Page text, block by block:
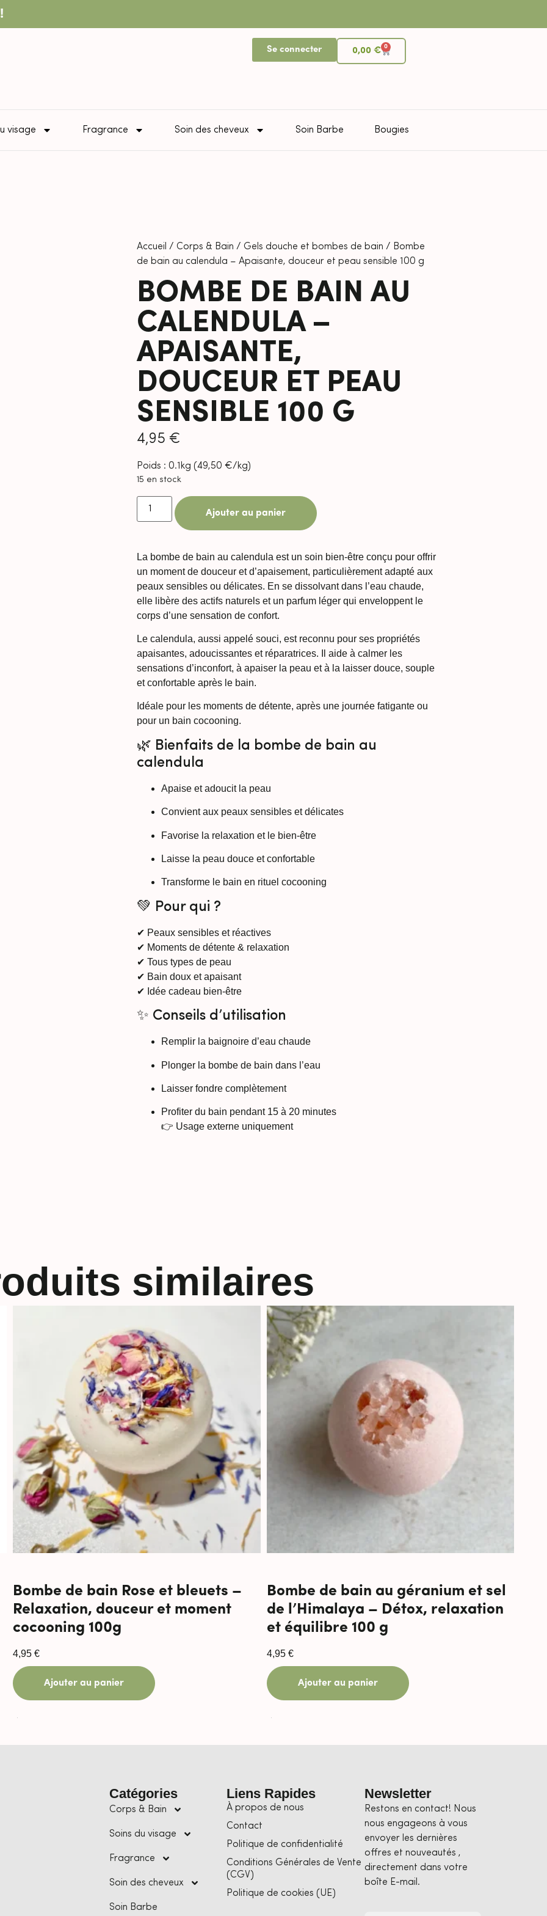
Se connecter 0,00 € 0
visage Fragrance Soin des cheveux Soin Barbe Bougies
Accueil / Corps & Bain / Gels douche et bombes de bain / Bombe
de bain au calendula – Apaisante, douceur et peau sensible 100 g
BOMBE DE BAIN AU
CALENDULA –
APAISANTE,
DOUCEUR ET PEAU
SENSIBLE 100 G
4,95 €
Poids : 0.1kg (49,50 €/kg)
15 en stock
Ajouter au panier
La bombe de bain au calendula est un soin bien-être conçu pour offrir
un moment de douceur et d’apaisement, particulièrement adapté aux
peaux sensibles ou délicates. En se dissolvant dans l’eau chaude,
elle libère des actifs naturels et un parfum léger qui enveloppent le
corps d’une sensation de confort.
Le calendula, aussi appelé souci, est reconnu pour ses propriétés
apaisantes, adoucissantes et réparatrices. Il aide à calmer les
sensations d’inconfort, à apaiser la peau et à la laisser douce, souple
et confortable après le bain.
Idéale pour les moments de détente, après une journée fatigante ou
pour un bain cocooning.
🌿 Bienfaits de la bombe de bain au
calendula
Apaise et adoucit la peau
Convient aux peaux sensibles et délicates
Favorise la relaxation et le bien-être
Laisse la peau douce et confortable
Transforme le bain en rituel cocooning
💚 Pour qui ?
✔ Peaux sensibles et réactives
✔ Moments de détente & relaxation
✔ Tous types de peau
✔ Bain doux et apaisant
✔ Idée cadeau bien-être
✨ Conseils d’utilisation
Remplir la baignoire d’eau chaude
Plonger la bombe de bain dans l’eau
Laisser fondre complètement
Profiter du bain pendant 15 à 20 minutes
👉 Usage externe uniquement
similaires
Bombe de bain Rose et bleuets –
Relaxation, douceur et moment
cocooning 100g
4,95€
Ajouter au panier
Bombe de bain au géranium et sel
de l’Himalaya – Détox, relaxation
et équilibre 100 g
4,95 €
Ajouter au panier
Catégories
Corps & Bain
Soins du visage
Fragrance
Soin des cheveux
Soin Barbe
Liens Rapides
À propos de nous
Contact
Politique de confidentialité
Conditions Générales de Vente
(CGV)
Politique de cookies (UE)
Newsletter
Restons en contact! Nous
nous engageons à vous
envoyer les dernières
offres et nouveautés ,
directement dans votre
boîte E-mail.